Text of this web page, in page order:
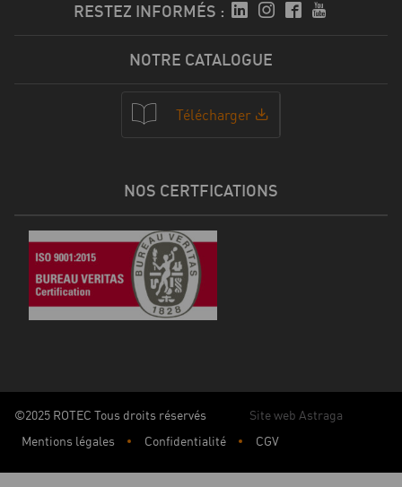
RESTEZ INFORMÉS :
NOTRE CATALOGUE
Télécharger
NOS CERTFICATIONS
©2025 ROTEC Tous droits réservés
Site web Astraga
Mentions légales
Confidentialité CGV